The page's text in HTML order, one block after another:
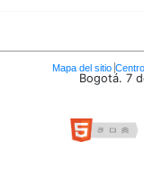
Mapa del sitio
Bogotá. 7